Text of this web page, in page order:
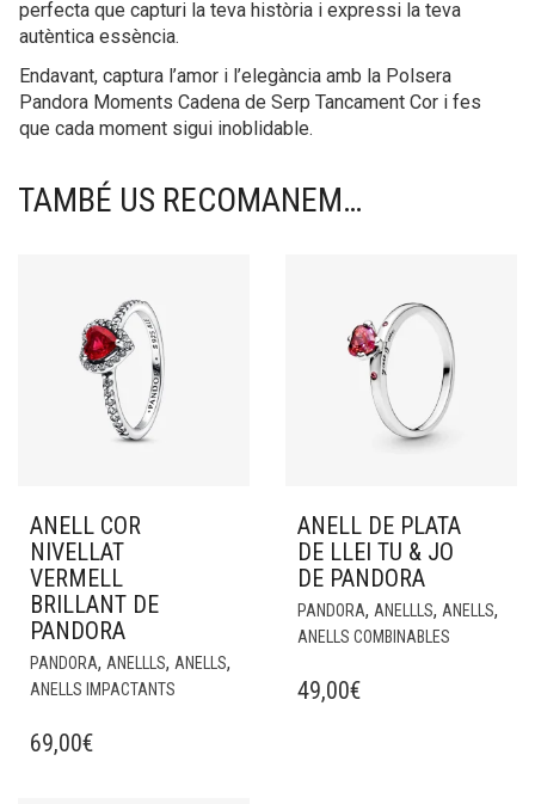
perfecta que capturi la teva història i expressi la teva
autèntica essència.
Endavant, captura l’amor i l’elegància amb la Polsera
Pandora Moments Cadena de Serp Tancament Cor i fes
que cada moment sigui inoblidable.
TAMBÉ US RECOMANEM…
ANELL COR
NIVELLAT
VERMELL
BRILLANT DE
PANDORA
PANDORA, ANELLLS, ANELLS,
ANELLS IMPACTANTS
69,00€
ANELL DE PLATA
DE LLEI TU & JO
DE PANDORA
PANDORA, ANELLLS, ANELLS,
ANELLS COMBINABLES
49,00€